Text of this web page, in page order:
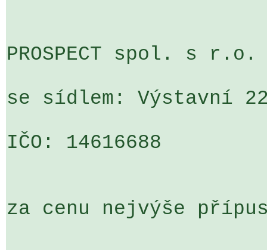
PROSPECT spol. s r.o.
se sídlem: Výstavní
IČO: 14616688
za cenu nejvýše